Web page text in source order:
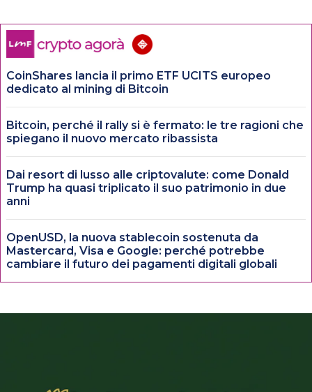
CoinShares lancia il primo ETF UCITS europeo
dedicato al mining di Bitcoin
Bitcoin, perché il rally si è fermato: le tre ragioni che
spiegano il nuovo mercato ribassista
Dai resort di lusso alle criptovalute: come Donald
Trump ha quasi triplicato il suo patrimonio in due
anni
OpenUSD, la nuova stablecoin sostenuta da
Mastercard, Visa e Google: perché potrebbe
cambiare il futuro dei pagamenti digitali globali